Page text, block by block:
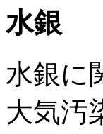
水銀
水銀に
大気汚